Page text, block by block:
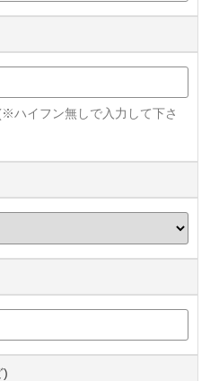
イフン無しで入力して下さ
)